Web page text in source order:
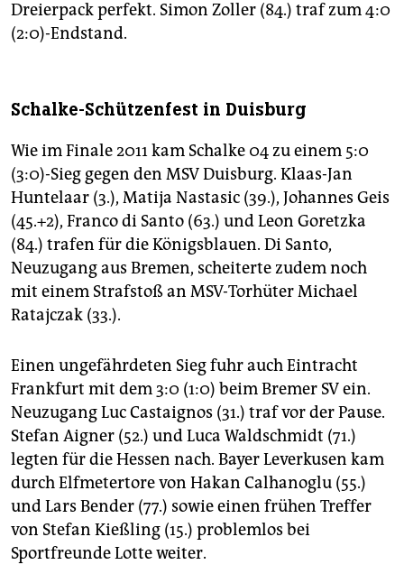
Dreierpack perfekt. Simon Zoller (84.) traf zum 4:0
(2:0)-Endstand.
Schalke-Schützenfest in Duisburg
Wie im Finale 2011 kam Schalke 04 zu einem 5:0
(3:0)-Sieg gegen den MSV Duisburg. Klaas-Jan
Huntelaar (3.), Matija Nastasic (39.), Johannes Geis
(45.+2), Franco di Santo (63.) und Leon Goretzka
(84.) trafen für die Königsblauen. Di Santo,
Neuzugang aus Bremen, scheiterte zudem noch
mit einem Strafstoß an MSV-Torhüter Michael
Ratajczak (33.).
Einen ungefährdeten Sieg fuhr auch Eintracht
Frankfurt mit dem 3:0 (1:0) beim Bremer SV ein.
Neuzugang Luc Castaignos (31.) traf vor der Pause.
Stefan Aigner (52.) und Luca Waldschmidt (71.)
legten für die Hessen nach. Bayer Leverkusen kam
durch Elfmetertore von Hakan Calhanoglu (55.)
und Lars Bender (77.) sowie einen frühen Treffer
von Stefan Kießling (15.) problemlos bei
Sportfreunde Lotte weiter.